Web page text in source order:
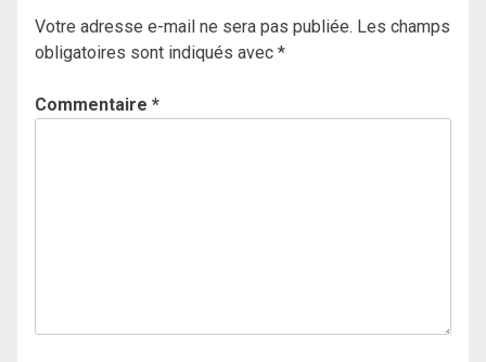
Votre adresse e-mail ne sera pas publiée. Les champs
obligatoires sont indiqués avec *
Commentaire *